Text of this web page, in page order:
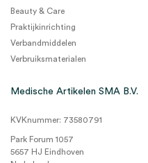
Beauty & Care
Praktijkinrichting
Verbandmiddelen
Verbruiksmaterialen
Medische Artikelen SMA B.V.
KVKnummer: 73580791
Park Forum 1057
5657 HJ Eindhoven